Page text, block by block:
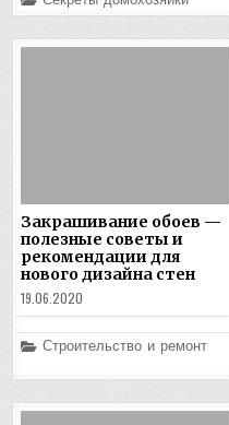
in
Закрашивание обоев —
полезные советы и
рекомендации для
нового дизайна стен
19.06.2020
Posted
Строительство и ремонт